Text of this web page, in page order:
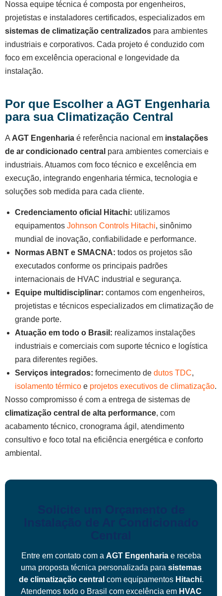
Nossa equipe técnica é composta por engenheiros,
projetistas e instaladores certificados, especializados em
sistemas de climatização centralizados para ambientes
industriais e corporativos. Cada projeto é conduzido com
foco em excelência operacional e longevidade da
instalação.
Por que Escolher a AGT Engenharia
para sua Climatização Central
AAGT Engenharia é referência nacional em instalações
de ar condicionado central para ambientes comerciais e
industriais. Atuamos com foco técnico e excelência em
execução, integrando engenharia térmica, tecnologia e
soluções sob medida para cada cliente.
Credenciamento oficial Hitachi: utilizamos
equipamentos Johnson Controls Hitachi, sinônimo
mundial de inovação, confiabilidade e performance.
Normas ABNT e SMACNA: todos os projetos são
executados conforme os principais padrões
internacionais de HVAC industrial e segurança.
Equipe multidisciplinar: contamos com engenheiros,
projetistas e técnicos especializados em climatização de
grande porte.
Atuação em todo o Brasil: realizamos instalações
industriais e comerciais com suporte técnico e logística
para diferentes regiões.
Serviços integrados: fornecimento de dutos TDC,
isolamento térmico e projetos executivos de climatização.
Nosso compromisso é com a entrega de sistemas de
climatização central de alta performance, com
acabamento técnico, cronograma ágil, atendimento
consultivo e foco total na eficiência energética e conforto
ambiental.
Entre em contato com a AGT Engenhariae receba
uma proposta técnica personalizada para sistemas
de climatização central com equipamentos Hitachi.
Atendemos todo o Brasil com excelência em HVAC